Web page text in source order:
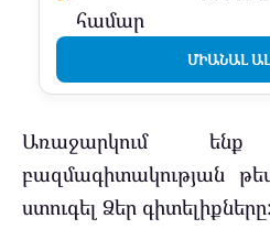
համար
ՄԻԱՆԱԼ
Առաջարկում
բազմագիտակության
ստուգել Ձեր գիտելիքները: